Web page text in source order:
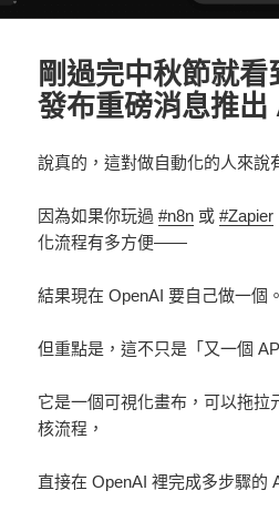
剛過完中秋節就
發布重磅消息推
說真的，這對做自動化的人來說
因為如果你玩過#n8n 或#Zapier
化流程有多方便——
結果現在 OpenAI 要自己做一個
但重點是，這不只是「又一個
它是一個可視化畫布，可以拖拉
核流程，
直接在 OpenAI 裡完成多步驟的